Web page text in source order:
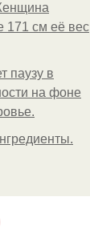
171 см её вес
паузу в
на фоне